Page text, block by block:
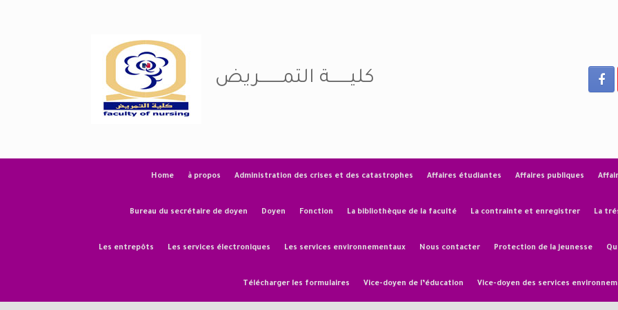
كليـــــــة التمــــــــريض
Home à propos Administration des crises et des catastrophes Affaires étudiantes Affaires publiques
Bureau du secrétaire de doyen Doyen Fonction La bibliothèque de la faculté La contrainte et enregistrer La
Les entrepôts Les services électroniques Les services environnementaux Nous contacter Protection de la jeunesse
Télécharger les formulaires Vice-doyen de l’éducation Vice-doyen des services